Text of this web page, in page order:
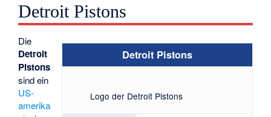
Detroit Pistons
Detroit Pistons
Logo der Detroit Pistons
Die
Detroit
Pistons
sind ein
US-
amerika